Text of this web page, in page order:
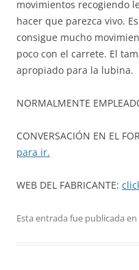
movimientos recogiendo
hacer que parezca vivo.
consigue mucho
poco con el carrete. El
apropiado para la lubina.
NORMALMENTE
CONVERSACIÓN EN EL
para ir.
WEB DEL FABRICANTE:
Esta entrada fue publicada en